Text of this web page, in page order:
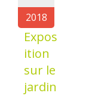
2018
Expos
ition
sur le
jardin